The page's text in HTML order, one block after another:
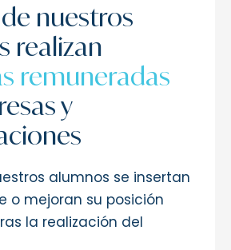
de nuestros
realizan
remuneradas
y
alumnos se insertan
o mejoran su posición
la realización del